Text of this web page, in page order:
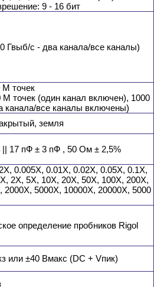
9 - 16 бит
Гвыб/с - два канала/все каналы)
М точек
точек (один канал включен), 1000
канала/все каналы включены)
земля
17 пФ ± 3 пФ , 50 Ом ± 2,5%
0.005X, 0.01X, 0.02X, 0.05X, 0.1X,
2X, 5X, 10X, 20X, 50X, 100X, 200X,
2000X, 5000X, 10000X, 20000X, 5000
определение пробников Rigol
или ±40 Вмакс (DC + Vпик)